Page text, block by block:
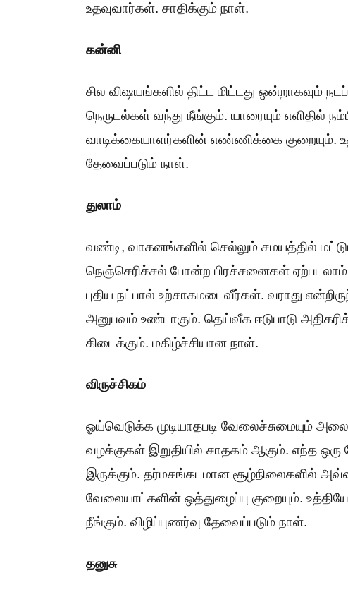
உதவுவார்கள். சாதிக்கும் நாள்.
கன்னி
சில விஷயங்களில் திட்ட மிட்டது ஒன்றாகவும்
நெருடல்கள் வந்து நீங்கும். யாரையும் எளிதில்
வாடிக்கையாளர்களின் எண்ணிக்கை குறையும்.
தேவைப்படும் நாள்.
துலாம்
வண்டி, வாகனங்களில் செல்லும் சமயத்தில்
நெஞ்செரிச்சல் போன்ற பிரச்சனைகள்
புதிய நட்பால் உற்சாகமடைவீர்கள். வராது
அனுபவம் உண்டாகும். தெய்வீக ஈடுபாடு
கிடைக்கும். மகிழ்ச்சியான நாள்.
விருச்சிகம்
ஓய்வெடுக்க முடியாதபடி வேலைச்சுமையும்
வழக்குகள் இறுதியில் சாதகம் ஆகும். எந்த ஒரு
இருக்கும். தர்மசங்கடமான சூழ்நிலைகளில்
வேலையாட்களின் ஒத்துழைப்பு குறையும்.
நீங்கும். விழிப்புணர்வு தேவைப்படும் நாள்.
தனுசு